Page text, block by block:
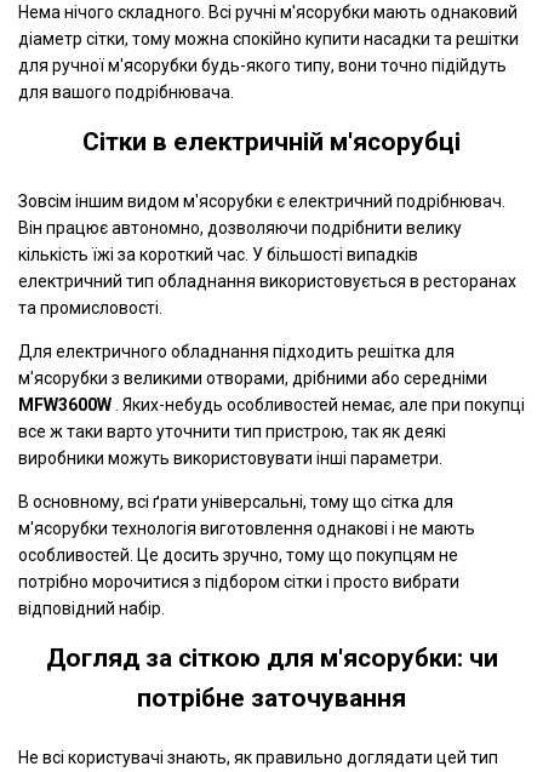
Нема нічого складного. Всі ручні м'ясорубки мають однаковий
діаметр сітки, тому можна спокійно купити насадки та решітки
для ручної м'ясорубки будь-якого типу, вони точно підійдуть
для вашого подрібнювача.
Сітки в електричній м'ясорубці
Зовсім іншим видом м'ясорубки є електричний подрібнювач.
Він працює автономно, дозволяючи подрібнити велику
кількість їжі за короткий час. У більшості випадків
електричний тип обладнання використовується в ресторанах
та промисловості.
Для електричного обладнання підходить решітка для
м'ясорубки з великими отворами, дрібними або середніми
MFW3600W . Яких-небудь особливостей немає, але при покупці
все ж таки варто уточнити тип пристрою, так як деякі
виробники можуть використовувати інші параметри.
В основному, всі ґрати універсальні, тому що сітка для
м'ясорубки технологія виготовлення однакові і не мають
особливостей. Це досить зручно, тому що покупцям не
потрібно морочитися з підбором сітки і просто вибрати
відповідний набір.
Догляд за сіткою для м'ясорубки: чи
потрібне заточування
Не всі користувачі знають, як правильно доглядати цей тип